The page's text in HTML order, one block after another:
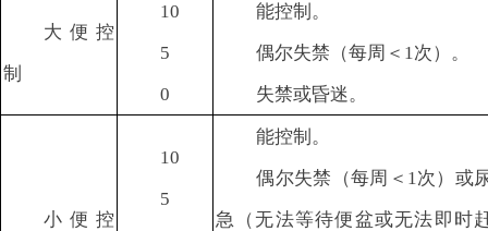
大便控
制
10
5
0
能控制。
偶尔失禁（每周＜1次）。
失禁或昏迷。
小便控
10
5
能控制。
偶尔失禁（每周＜1次）或
急（无法等待便盆或无法即时